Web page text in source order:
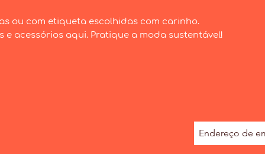
ou com etiqueta escolhidas com carinho.
e acessórios aqui. Pratique a moda sustentável!